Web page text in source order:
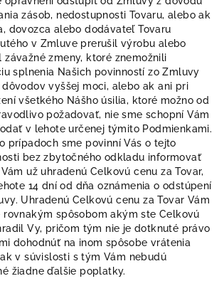
zásob, nedostupnosti Tovaru, alebo ak
dovozca alebo dodávateľ Tovaru
v Zmluve prerušil výrobu alebo
závažné zmeny, ktoré znemožnili
splnenia Našich povinností zo Zmluvy
vyššej moci, alebo ak ani pri
všetkého Nášho úsilia, ktoré možno od
požadovať, nie sme schopní Vám
v lehote určenej týmito Podmienkami.
prípadoch sme povinní Vás o tejto
bez zbytočného odkladu informovať
už uhradenú Celkovú cenu za Tovar,
14 dní od dňa oznámenia o odstúpení
Uhradenú Celkovú cenu za Tovar Vám
rovnakým spôsobom akým ste Celkovú
Vy, pričom tým nie je dotknuté právo
dohodnúť na inom spôsobe vrátenia
v súvislosti s tým Vám nebudú
žiadne ďalšie poplatky.